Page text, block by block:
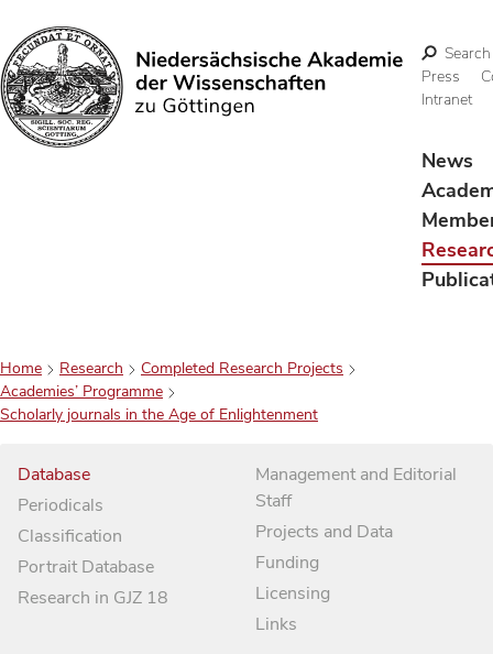
Search
Search
Press
Intranet
News
Home Research
Completed Research Projects
Academies’ Programme
Scholarly journals in the Age of Enlightenment
Database
Periodicals
Classification
Portrait Database
Research in GJZ 18
Management and Editorial
Staff
Projects and Data
Funding
Licensing
Links